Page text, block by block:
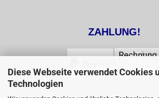
Diese Webseite verwendet Cookies
Technologien
ZAHLUNG!